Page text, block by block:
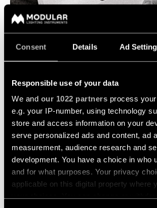
Consent Details Ad
Responsible use of your data
We and our 1022 partners process
e.g. your IP-number, using technology
store and access information on your
serve personalized ads and content, ad
measurement, audience research and
development. You have a choice in who
and for what purposes. Your privacy
applicable on this digital property where
IMPULSE